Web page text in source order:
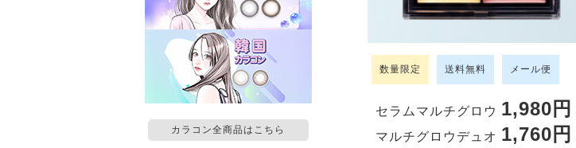
カラコン全商品はこちら
数量限定 送料無料 メール便
セラムマルチグロウ 1,980円
マルチグロウデュオ 1,760円